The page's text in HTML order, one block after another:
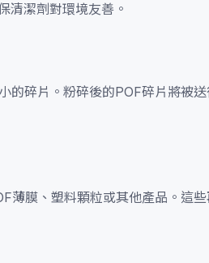
清潔劑對環境友善。
碎片。粉碎後的POF碎片將被
膜、塑料顆粒或其他產品。這